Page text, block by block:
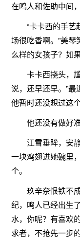
在鸣人和佐助中间
“卡卡西的手艺
场很吃香啊。”美
么样的女孩子？如
卡卡西挠头，尴
说，还早还早。”
他暂时还没想过这
他还没有做好准
江雪垂眸，安静
一块鸡翅进她碗里
个。
玖辛奈恨铁不成
纪，鸣人已经出生
水，你呢？有喜欢
求者，不抢先一步